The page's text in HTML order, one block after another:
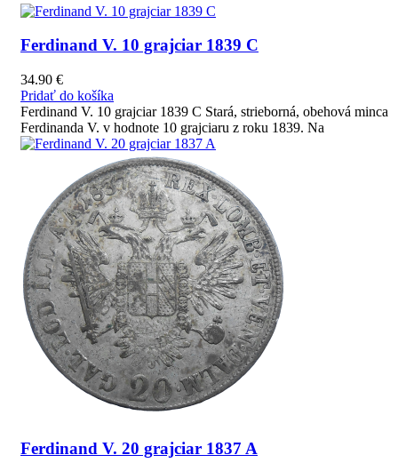
Ferdinand V. 10 grajciar 1839 C
34.90 €
Pridať do košíka
Ferdinand V. 10 grajciar 1839 C Stará, strieborná, obehová minca
Ferdinanda V. v hodnote 10 grajciaru z roku 1839. Na
Ferdinand V. 20 grajciar 1837 A